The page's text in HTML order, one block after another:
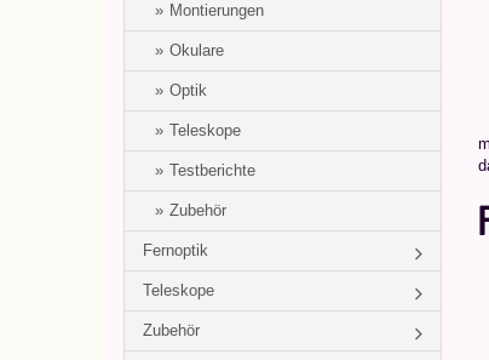
Montierungen
Okulare
Optik
Teleskope
Testberichte
Zubehör
Fernoptik
Teleskope
Zubehör